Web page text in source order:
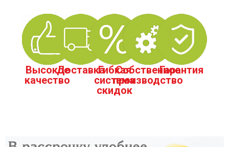
Высокое
качество
ДоставкаГибкая
система
скидок
Собственное
производство
Гарантия